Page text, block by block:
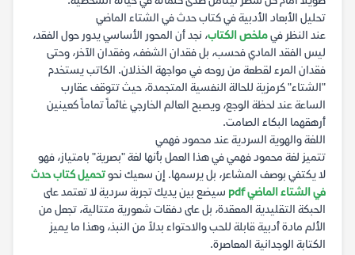
تحليل الأبعاد الأدبية في كتاب حدث في الشتاء الماضي
عند النظر فيملخص الكتاب، نجد أن المحور الأساسي يدور حول الفقد،
ليس الفقد المادي فحسب، بل فقدان الشغف، وفقدان الآخر، وحتى
فقدان المرء لقطعة من روحه في مواجهة الخذلان. الكاتب يستخدم
"الشتاء" كرمزية للحالة النفسية المتجمدة، حيث تتوقف عقارب
الساعة عند لحظة الوجع، ويصبح العالم الخارجي غائماً تماماً كعينين
أرهقهما البكاء الصامت.
اللغة والهوية السردية عند محمود فهمي
تتميز لغة محمود فهمي في هذا العمل بأنها لغة "بصرية" بامتياز، فهو
لا يكتفي بوصف المشاعر، بل يرسمها. إن سعيك نحوتحميل كتاب حدث
في الشتاء الماضي pdf
سيضع بين يديك تجربة سردية لا تعتمد على
الحبكة التقليدية المعقدة، بل على دفقات شعورية متتالية، تجعل من
الألم مادة أدبية قابلة للحب والاحتواء بدلاً من النبذ، وهذا ما يميز
الكتابة الوجدانية المعاصرة.